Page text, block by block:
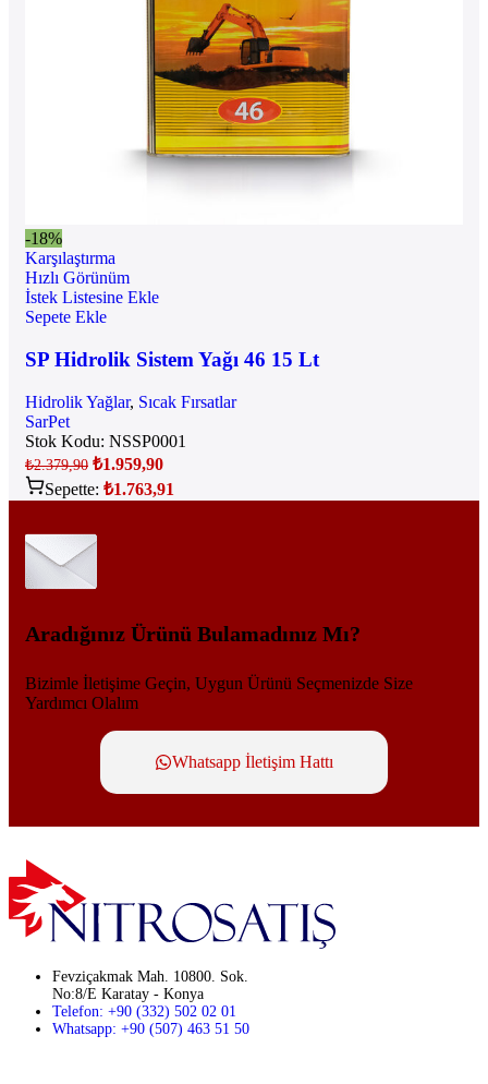
-18%
Karşılaştırma
Hızlı Görünüm
İstek Listesine Ekle
Sepete Ekle
SP Hidrolik Sistem Yağı 46 15 Lt
Hidrolik Yağlar, Sıcak Fırsatlar
SarPet
Stok Kodu: NSSP0001
₺2.379,90 ₺1.959,90
Sepette: ₺1.763,91
Aradığınız Ürünü Bulamadınız Mı?
Bizimle İletişime Geçin, Uygun Ürünü Seçmenizde Size
Yardımcı Olalım
Whatsapp İletişim Hattı
Fevziçakmak Mah. 10800. Sok.
No:8/E Karatay - Konya
Telefon: +90 (332) 502 02 01
Whatsapp: +90 (507) 463 51 50